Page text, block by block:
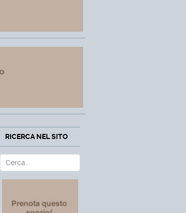
RICERCA NEL SITO
Cerca Type 2 or more characters